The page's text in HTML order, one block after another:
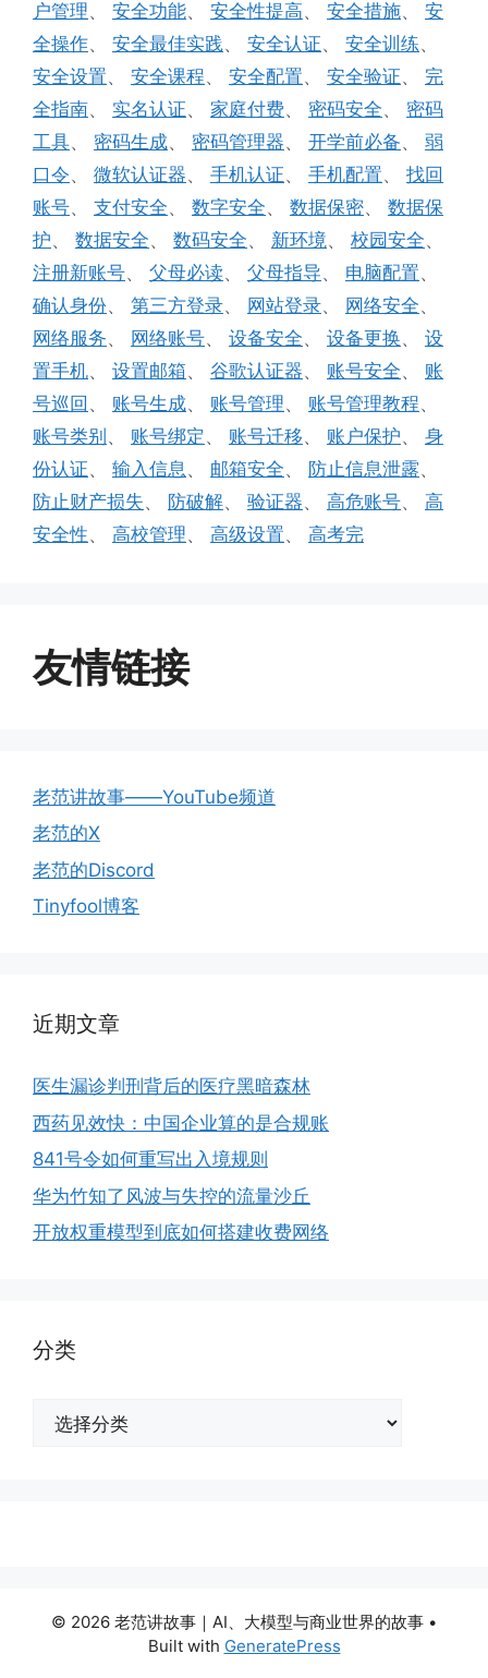
户管理、 安全功能、 安全性提高、 安全措施、 安
全操作、 安全最佳实践、 安全认证、 安全训练、
安全设置、 安全课程、 安全配置、 安全验证、 完
全指南、 实名认证、 家庭付费、 密码安全、 密码
工具、 密码生成、 密码管理器、 开学前必备、 弱
口令、 微软认证器、 手机认证、 手机配置、 找回
账号、 支付安全、 数字安全、 数据保密、 数据保
护、 数据安全、 数码安全、 新环境、 校园安全、
注册新账号、 父母必读、 父母指导、 电脑配置、
确认身份、 第三方登录、 网站登录、 网络安全、
网络服务、 网络账号、 设备安全、 设备更换、 设
置手机、 设置邮箱、 谷歌认证器、 账号安全、 账
号巡回 、 账号生成、 账号管理、 账号管理教程、
账号类别、 账号绑定 、 账号迁移、 账户保护、 身
份认证、 输入信息 、 邮箱安全、 防止信息泄露、
防止财产损失、 防破解、 验证器、 高危账号、 高
安全性、 高校管理、 高级设置、 高考完
友情链接
老范讲故事——YouTube频道
老范的X
老范的Discord
Tinyfool博客
近期文章
医生漏诊判刑背后的医疗黑暗森林
西药见效快：中国企业算的是合规账
841号令如何重写出入境规则
华为竹知了风波与失控的流量沙丘
开放权重模型到底如何搭建收费网络
分类
© 2026 老范讲故事｜AI、大模型与商业世界的故事 •
Built with GeneratePress